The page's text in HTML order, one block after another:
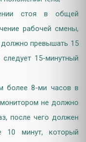
стоя в общей
рабочей смены,
превышать 15
15-минутный
более 8-ми часов в
не должно
после чего должен
10 минут, который